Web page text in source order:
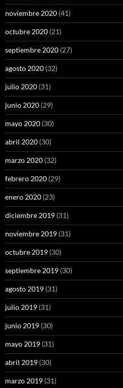
noviembre 2020 (41)
octubre 2020 (21)
septiembre 2020 (27)
agosto 2020 (32)
julio 2020 (31)
junio 2020 (29)
mayo 2020 (30)
abril 2020 (30)
marzo 2020 (32)
febrero 2020 (29)
enero 2020 (23)
diciembre 2019 (31)
noviembre 2019 (31)
octubre 2019 (30)
septiembre 2019 (30)
agosto 2019 (31)
julio 2019 (31)
junio 2019 (30)
mayo 2019 (31)
abril 2019 (30)
marzo 2019 (31)